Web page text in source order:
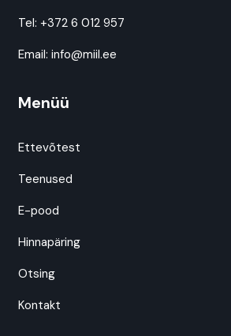
Tel: +372 6 012 957
Email: info@miil.ee
Menüü
Ettevõtest
Teenused
E-pood
Hinnapäring
Otsing
Kontakt